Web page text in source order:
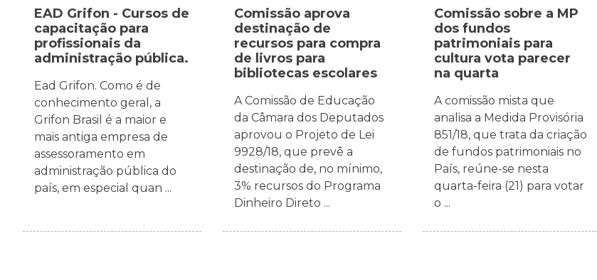
EAD Grifon - Cursos de
capacitação para
profissionais da
administração pública.
Ead Grifon. Como é de
conhecimento geral, a
Grifon Brasil é a maior e
mais antiga empresa de
assessoramento em
administração pública do
país, em especial quan ...
Comissão aprova
destinação de
recursos para compra
de livros para
bibliotecas escolares
A Comissão de Educação
da Câmara dos Deputados
aprovou o Projeto de Lei
9928/18, que prevê a
destinação de, no mínimo,
3% recursos do Programa
Dinheiro Direto ...
Comissão sobre a MP
dos fundos
patrimoniais para
cultura vota parecer
na quarta
A comissão mista que
analisa a Medida Provisória
851/18, que trata da criação
de fundos patrimoniais no
País, reúne-se nesta
quarta-feira (21) para votar
o ...